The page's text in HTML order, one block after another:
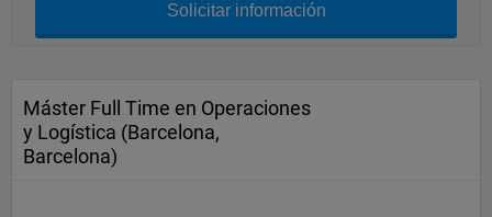
Solicitar información
Máster Full Time en Operaciones
y Logística (Barcelona,
Barcelona)